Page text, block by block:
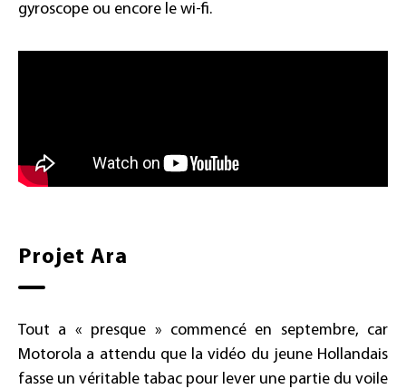
gyroscope ou encore le wi-fi.
Projet Ara
Tout a « presque » commencé en septembre, car
Motorola a attendu que la vidéo du jeune Hollandais
fasse un véritable tabac pour lever une partie du voile